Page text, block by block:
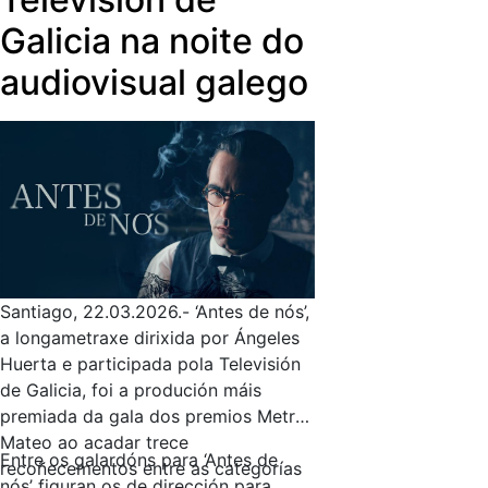
Galicia na noite do
audiovisual galego
Santiago, 22.03.2026.- ‘Antes de nós’,
a longametraxe dirixida por Ángeles
Huerta e participada pola Televisión
de Galicia, foi a produción máis
premiada da gala dos premios Metre
Mateo ao acadar trece
recoñecementos entre as categorías
Entre os galardóns para ‘Antes de